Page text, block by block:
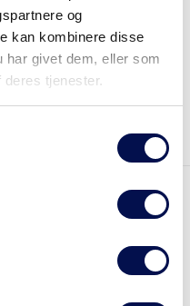
og
kan kombinere disse
har givet dem, eller som
tjenester.
KONTAKT OS